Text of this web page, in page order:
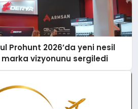
Prohunt 2026’da yeni nesil
vizyonunu sergiledi